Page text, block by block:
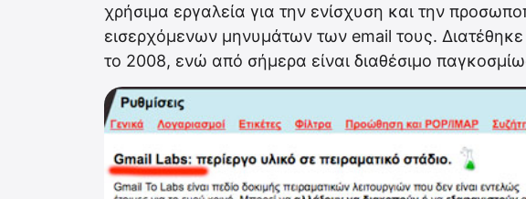
χρήσιμα εργαλεία για την ενίσχυση και την
εισερχόμενων μηνυμάτων των email τους.
το 2008, ενώ από σήμερα είναι διαθέσιμο